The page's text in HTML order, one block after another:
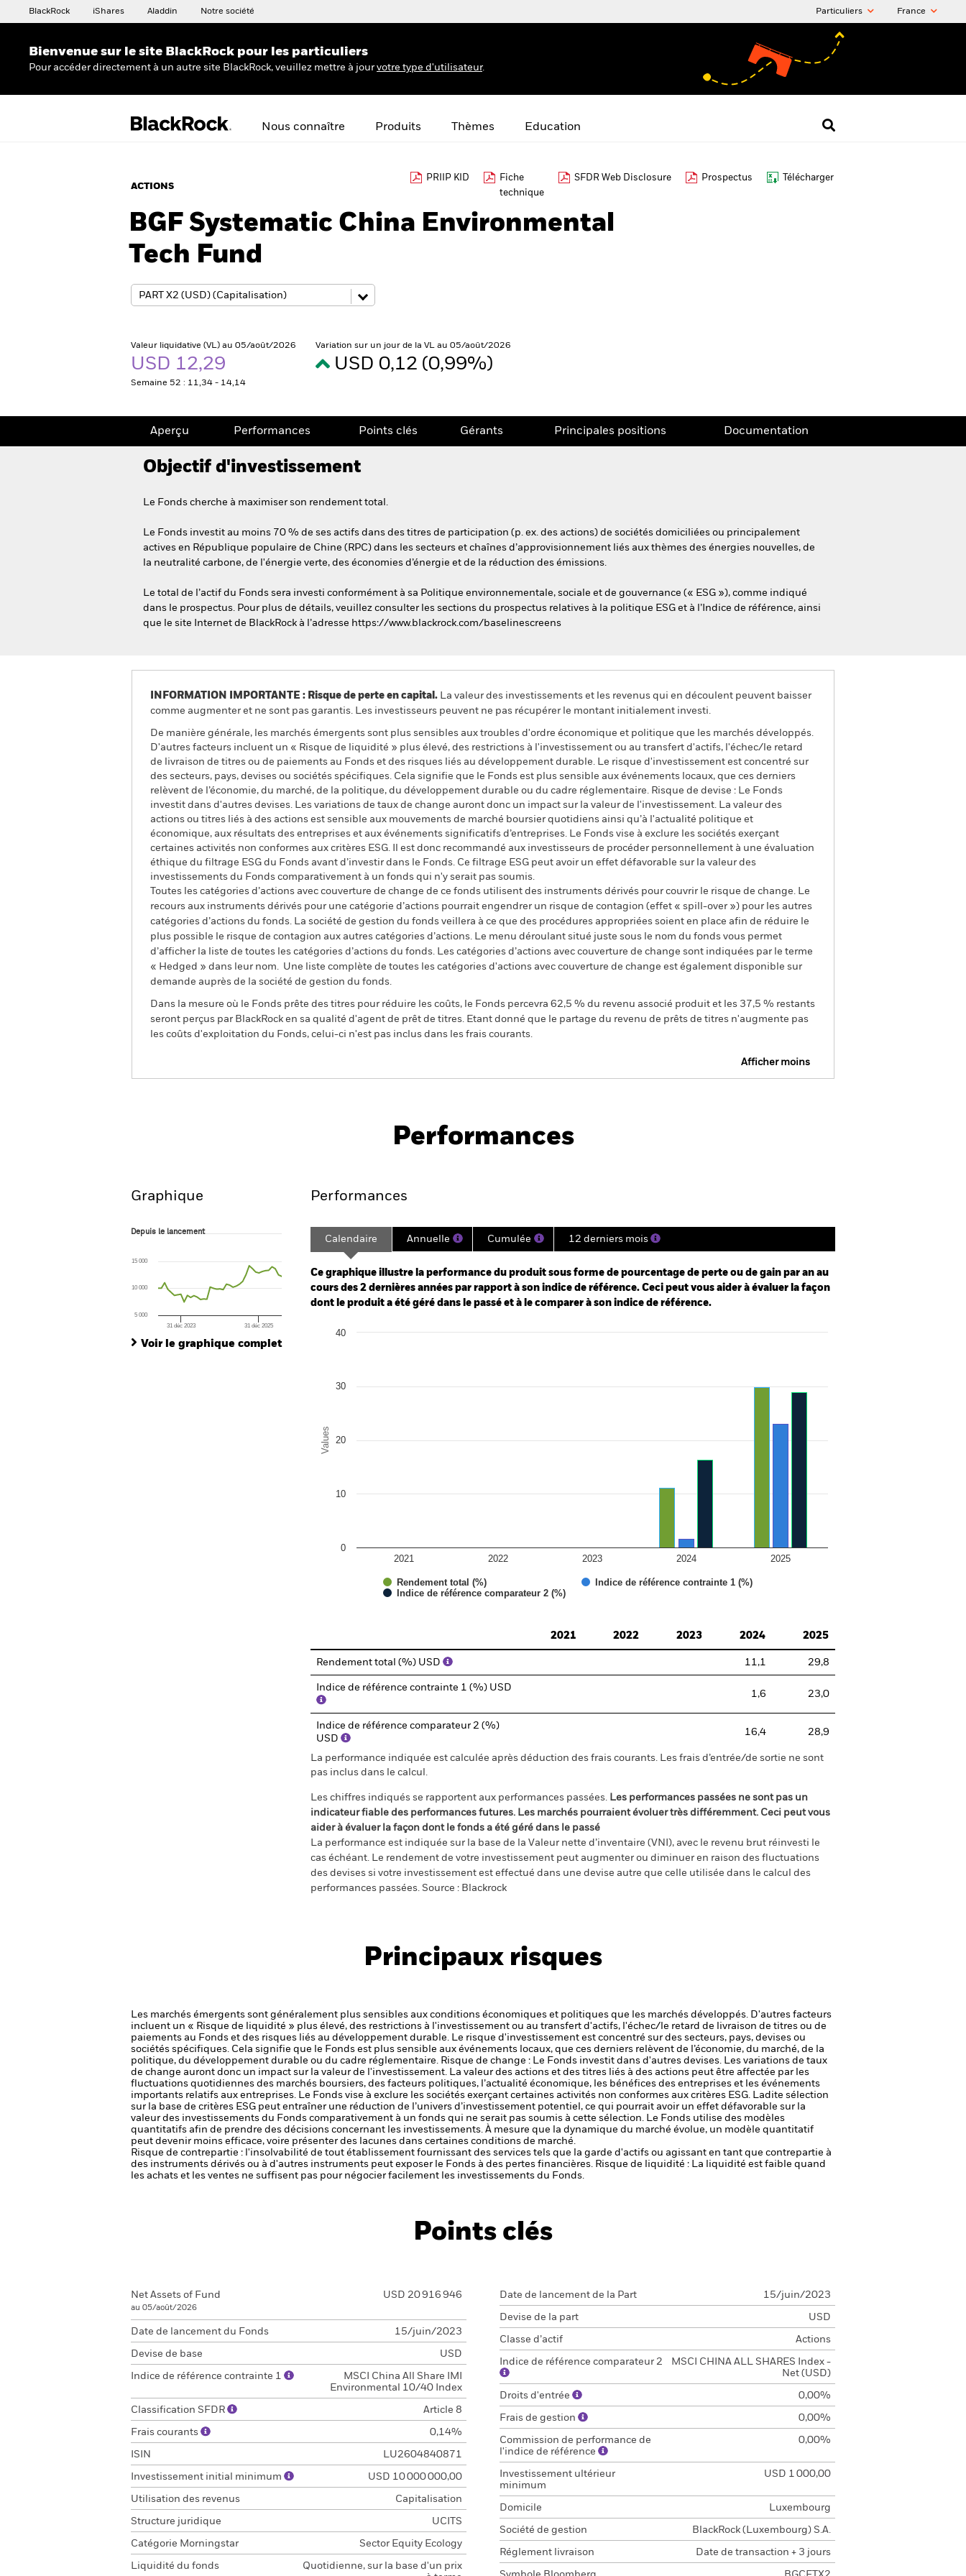
BlackRock iShares Aladdin Notre société Particuliers France
Bienvenue sur le site BlackRock pour les particuliers
Pour accéder directement à un autre site BlackRock, veuillez mettre à jour votre type d'utilisateur.
Nous connaître Produits Thèmes Education
ACTIONS
PRIIP KID
Fiche
technique
SFDR Web Disclosure Prospectus Télécharger
BGF Systematic China Environmental
Tech Fund
Valeur liquidative (VL) au 05/août/2026
USD 12,29
Semaine 52 : 11,34 - 14,14
Variation sur un jour de la VL au 05/août/2026
USD 0,12 (0,99%)
Aperçu Performances Points clés Gérants Principales positions Documentation
Objectif d'investissement
Le Fonds cherche à maximiser son rendement total.
Le Fonds investit au moins 70 % de ses actifs dans des titres de participation (p. ex. des actions) de sociétés domiciliées ou principalement
actives en République populaire de Chine (RPC) dans les secteurs et chaînes d’approvisionnement liés aux thèmes des énergies nouvelles, de
la neutralité carbone, de l'énergie verte, des économies d’énergie et de la réduction des émissions.
Le total de l’actif du Fonds sera investi conformément à sa Politique environnementale, sociale et de gouvernance (« ESG »), comme indiqué
dans le prospectus. Pour plus de détails, veuillez consulter les sections du prospectus relatives à la politique ESG et à l’Indice de référence, ainsi
que le site Internet de BlackRock à l’adresse https://www.blackrock.com/baselinescreens
INFORMATION IMPORTANTE : Risque de perte en capital. La valeur des investissements et les revenus qui en découlent peuvent baisser
comme augmenter et ne sont pas garantis. Les investisseurs peuvent ne pas récupérer le montant initialement investi.
De manière générale, les marchés émergents sont plus sensibles aux troubles d'ordre économique et politique que les marchés développés.
D'autres facteurs incluent un « Risque de liquidité » plus élevé, des restrictions à l'investissement ou au transfert d'actifs, l'échec/le retard
de livraison de titres ou de paiements au Fonds et des risques liés au développement durable. Le risque d'investissement est concentré sur
des secteurs, pays, devises ou sociétés spécifiques. Cela signifie que le Fonds est plus sensible aux événements locaux, que ces derniers
relèvent de l’économie, du marché, de la politique, du développement durable ou du cadre réglementaire. Risque de devise : Le Fonds
investit dans d'autres devises. Les variations de taux de change auront donc un impact sur la valeur de l'investissement. La valeur des
actions ou titres liés à des actions est sensible aux mouvements de marché boursier quotidiens ainsi qu’à l'actualité politique et
économique, aux résultats des entreprises et aux événements significatifs d’entreprises. Le Fonds vise à exclure les sociétés exerçant
certaines activités non conformes aux critères ESG. Il est donc recommandé aux investisseurs de procéder personnellement à une évaluation
éthique du filtrage ESG du Fonds avant d’investir dans le Fonds. Ce filtrage ESG peut avoir un effet défavorable sur la valeur des
investissements du Fonds comparativement à un fonds qui n'y serait pas soumis.
Toutes les catégories d’actions avec couverture de change de ce fonds utilisent des instruments dérivés pour couvrir le risque de change. Le
recours aux instruments dérivés pour une catégorie d’actions pourrait engendrer un risque de contagion (effet « spill-over ») pour les autres
catégories d’actions du fonds. La société de gestion du fonds veillera à ce que des procédures appropriées soient en place afin de réduire le
plus possible le risque de contagion aux autres catégories d’actions. Le menu déroulant situé juste sous le nom du fonds vous permet
d’afficher la liste de toutes les catégories d’actions du fonds. Les catégories d’actions avec couverture de change sont indiquées par le terme
« Hedged » dans leur nom. Une liste complète de toutes les catégories d'actions avec couverture de change est également disponible sur
demande auprès de la société de gestion du fonds.
Dans la mesure où le Fonds prête des titres pour réduire les coûts, le Fonds percevra 62,5 % du revenu associé produit et les 37,5 % restants
seront perçus par BlackRock en sa qualité d'agent de prêt de titres. Etant donné que le partage du revenu de prêts de titres n'augmente pas
les coûts d'exploitation du Fonds, celui-ci n'est pas inclus dans les frais courants.
Afficher moins
Performances
Graphique
Depuis le lancement
The chart has 1 X axis displaying Time. Range: 2023-05-31 00:00:00 to 2026-07-31 00:00:00.
The chart has 1 Y axis displaying values. Range: -50 to 100.
Depuis le lancement
31 déc 2023 31 déc 2025
5 000
10 000
15 000
Voir le graphique complet
Performances
Calendaire Annuelle Cumulée 12 derniers mois
Ce graphique illustre la performance du produit sous forme de pourcentage de perte ou de gain par an au
cours des 2 dernières années par rapport à son indice de référence. Ceci peut vous aider à évaluer la façon
dont le produit a été géré dans le passé et à le comparer à son indice de référence.
Bar chart with 3 data series.
Values
Rendement total (%)
Indice de référence contrainte 1 (%)
Indice de référence comparateur 2 (%)
2021 2022 2023 2024 2025
0
10
20
30
40
2021
2022 2023 2024 2025
Rendement total (%) USD 11,1 29,8
Indice de référence contrainte 1 (%) USD
1,6 23,0
Indice de référence comparateur 2 (%)
USD
16,4 28,9
La performance indiquée est calculée après déduction des frais courants. Les frais d’entrée/de sortie ne sont
pas inclus dans le calcul.
Les chiffres indiqués se rapportent aux performances passées. Les performances passées ne sont pas un
indicateur fiable des performances futures. Les marchés pourraient évoluer très différemment. Ceci peut vous
aider à évaluer la façon dont le fonds a été géré dans le passé
La performance est indiquée sur la base de la Valeur nette d’inventaire (VNI), avec le revenu brut réinvesti le
cas échéant. Le rendement de votre investissement peut augmenter ou diminuer en raison des fluctuations
des devises si votre investissement est effectué dans une devise autre que celle utilisée dans le calcul des
performances passées. Source : Blackrock
Principaux risques
Les marchés émergents sont généralement plus sensibles aux conditions économiques et politiques que les marchés développés. D'autres facteurs
incluent un « Risque de liquidité » plus élevé, des restrictions à l'investissement ou au transfert d'actifs, l'échec/le retard de livraison de titres ou de
paiements au Fonds et des risques liés au développement durable. Le risque d'investissement est concentré sur des secteurs, pays, devises ou
sociétés spécifiques. Cela signifie que le Fonds est plus sensible aux événements locaux, que ces derniers relèvent de l’économie, du marché, de la
politique, du développement durable ou du cadre réglementaire. Risque de change : Le Fonds investit dans d'autres devises. Les variations de taux
de change auront donc un impact sur la valeur de l'investissement. La valeur des actions et des titres liés à des actions peut être affectée par les
fluctuations quotidiennes des marchés boursiers, des facteurs politiques, l’actualité économique, les bénéfices des entreprises et les événements
importants relatifs aux entreprises. Le Fonds vise à exclure les sociétés exerçant certaines activités non conformes aux critères ESG. Ladite sélection
sur la base de critères ESG peut entraîner une réduction de l’univers d’investissement potentiel, ce qui pourrait avoir un effet défavorable sur la
valeur des investissements du Fonds comparativement à un fonds qui ne serait pas soumis à cette sélection. Le Fonds utilise des modèles
quantitatifs afin de prendre des décisions concernant les investissements. À mesure que la dynamique du marché évolue, un modèle quantitatif
peut devenir moins efficace, voire présenter des lacunes dans certaines conditions de marché.
Risque de contrepartie : l'insolvabilité de tout établissement fournissant des services tels que la garde d'actifs ou agissant en tant que contrepartie à
des instruments dérivés ou à d'autres instruments peut exposer le Fonds à des pertes financières. Risque de liquidité : La liquidité est faible quand
les achats et les ventes ne suffisent pas pour négocier facilement les investissements du Fonds.
Points clés
Net Assets of Fund
au 05/août/2026
USD 20 916 946
Date de lancement du Fonds 15/juin/2023
Devise de base USD
Indice de référence contrainte 1
MSCI China All Share IMI
Environmental 10/40 Index
Classification SFDR Article 8
Frais courants 0,14%
ISIN LU2604840871
Investissement initial minimum USD 10 000 000,00
Utilisation des revenus Capitalisation
Structure juridique UCITS
Catégorie Morningstar Sector Equity Ecology
Liquidité du fonds
Quotidienne, sur la base d'un prix
Date de lancement de la Part 15/juin/2023
Devise de la part USD
Classe d’actif Actions
Indice de référence comparateur 2
MSCI CHINA ALL SHARES Index -
Net (USD)
Droits d'entrée 0,00%
Frais de gestion 0,00%
Commission de performance de
l'indice de référence
0,00%
Investissement ultérieur
minimum
USD 1 000,00
Domicile Luxembourg
Société de gestion BlackRock (Luxembourg) S.A.
Réglement livraison Date de transaction + 3 jours